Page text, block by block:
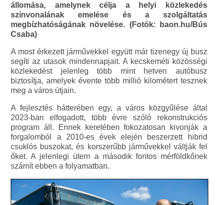
állomása, amelynek célja a helyi közlekedés
színvonalának emelése és a szolgáltatás
megbízhatóságának növelése. (Fotók: baon.hu/Bús
Csaba)
A most érkezett járművekkel együtt már tizenegy új busz
segíti az utasok mindennapjait. A kecskeméti közösségi
közlekedést jelenleg több mint hetven autóbusz
biztosítja, amelyek évente több millió kilométert tesznek
meg a város útjain.
A fejlesztés hátterében egy, a város közgyűlése által
2023-ban elfogadott, több évre szóló rekonstrukciós
program áll. Ennek keretében fokozatosan kivonják a
forgalomból a 2010-es évek elején beszerzett hibrid
csuklós buszokat, és korszerűbb járművekkel váltják fel
őket. A jelenlegi ütem a második fontos mérföldkőnek
számít ebben a folyamatban.